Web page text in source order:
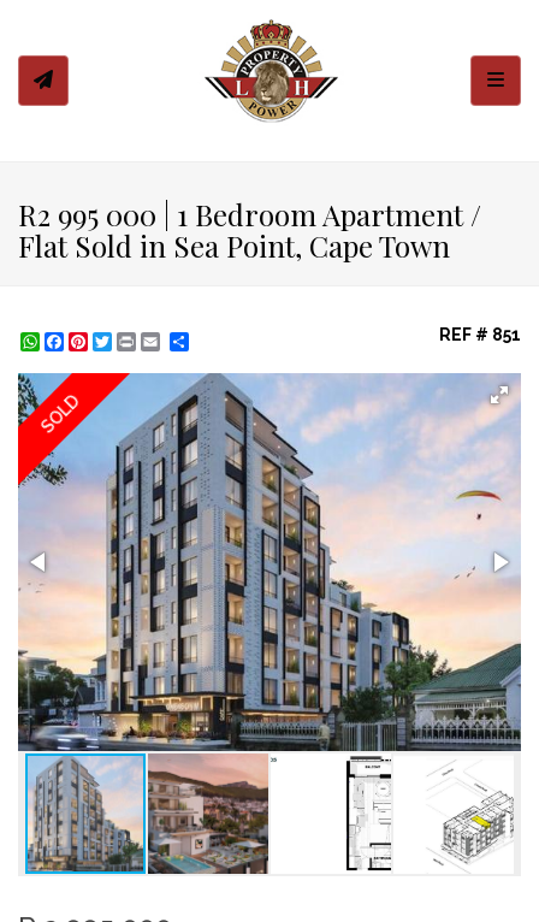
R2 995 000 | 1 Bedroom Apartment /
Flat Sold in Sea Point, Cape Town
WhatsApp
Facebook
Pinterest
Twitter
Print REF # 851
SOLD